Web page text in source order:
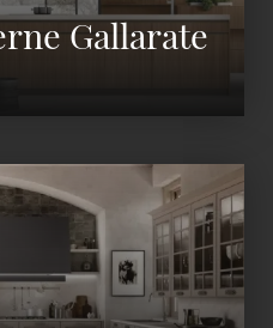
Gallarate